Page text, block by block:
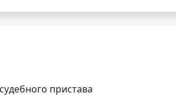
пристава